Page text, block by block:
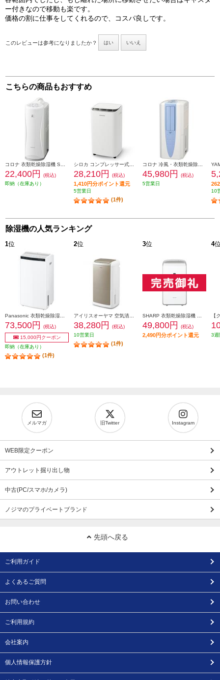
ー付きなので移動も楽です。
価格の割に仕事をしてくれるので、コスパ良しです。
このレビューは参考になりましたか？ はい いいえ
こちらの商品もおすすめ
22,400円
(税込)
即納（在庫あり）
28,210円 (税込)
1,410円分ポイント還元
5営業日
(1件)
45,980円
(税込)
5営業日
10
除湿機の人気ランキング
1位
73,500円
(税込)
15,000円クーポン
即納（在庫あり）
(1件)
2位
38,280円
(税込)
10営業日
(1件)
3位
49,800円 (税込)
2,490円分ポイント還元
4
3週
メルマガ 旧Twitter Instagram
WEB限定クーポン
アウトレット掘り出し物
中古(PC/スマホ/カメラ)
ノジマのプライベートブランド
先頭へ戻る
ご利用ガイド
よくあるご質問
お問い合わせ
ご利用規約
会社案内
個人情報保護方針